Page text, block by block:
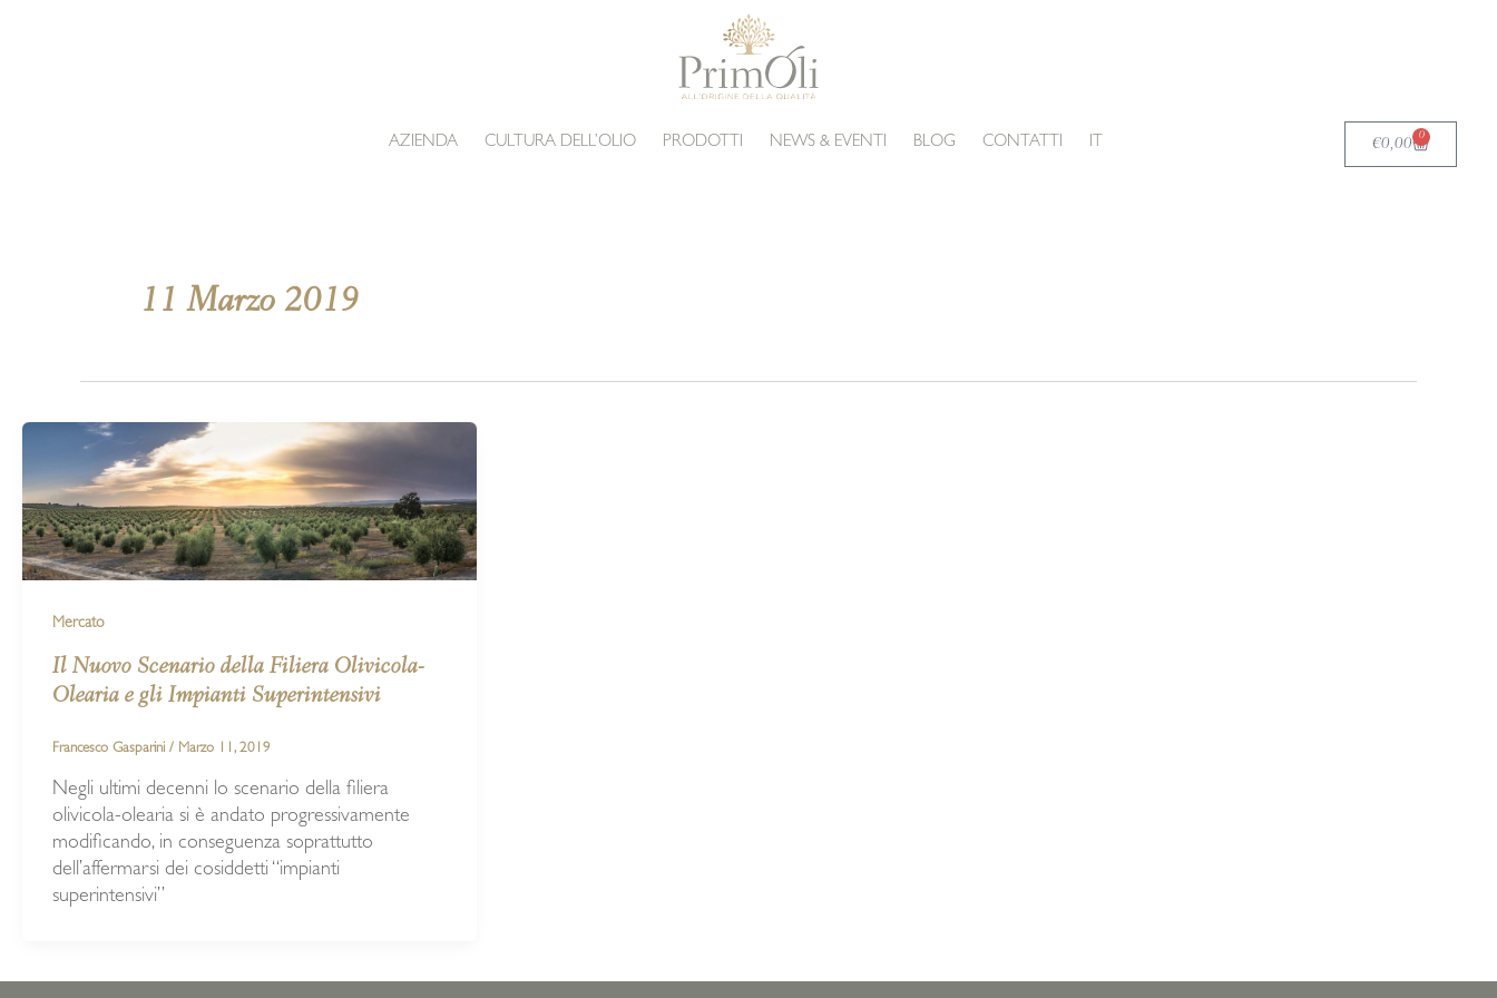
AZIENDA CULTURA DELL’OLIO PRODOTTI NEWS & EVENTI BLOG CONTATTI IT €0,00 0
Carrello
11 Marzo 2019
Mercato
Il Nuovo Scenario della Filiera Olivicola-
Olearia e gli Impianti Superintensivi
Francesco Gasparini / Marzo 11, 2019
Negli ultimi decenni lo scenario della filiera
olivicola-olearia si è andato progressivamente
modificando, in conseguenza soprattutto
dell’affermarsi dei cosiddetti “impianti
superintensivi”